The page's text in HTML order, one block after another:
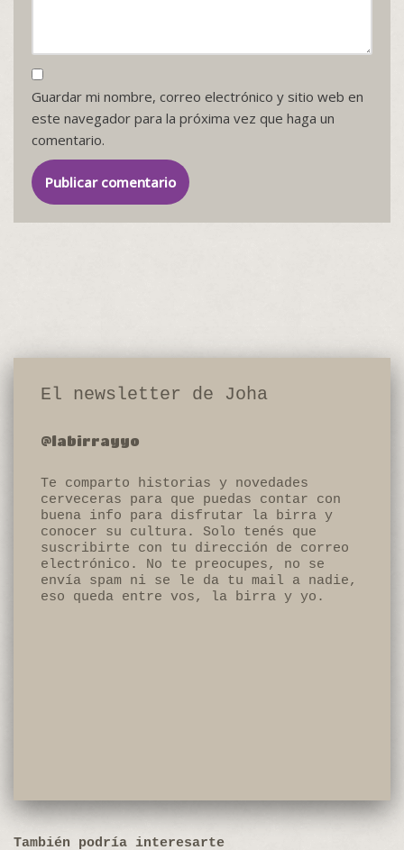
Guardar mi nombre, correo electrónico y sitio web en
este navegador para la próxima vez que haga un
comentario.
El newsletter de Joha
@labirrayyo
Te comparto historias y novedades
cerveceras para que puedas contar con
buena info para disfrutar la birra y
conocer su cultura. Solo tenés que
suscribirte con tu dirección de correo
electrónico. No te preocupes, no se
envía spam ni se le da tu mail a nadie,
eso queda entre vos, la birra y yo.
También podría interesarte